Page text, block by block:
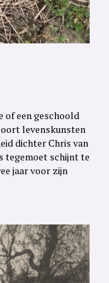
of een geschoold
levenskunsten
dichter Chris van
tegemoet schijnt te
jaar voor zijn